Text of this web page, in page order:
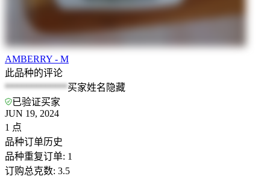
AMBERRY - M
此品种的评论
*************买家姓名隐藏
已验证买家
JUN 19, 2024
1 点
品种订单历史
品种重复订单: 1
订购总克数: 3.5